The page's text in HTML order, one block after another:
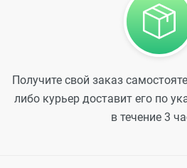
Получите свой заказ
либо курьер доставит его по
в течение 3